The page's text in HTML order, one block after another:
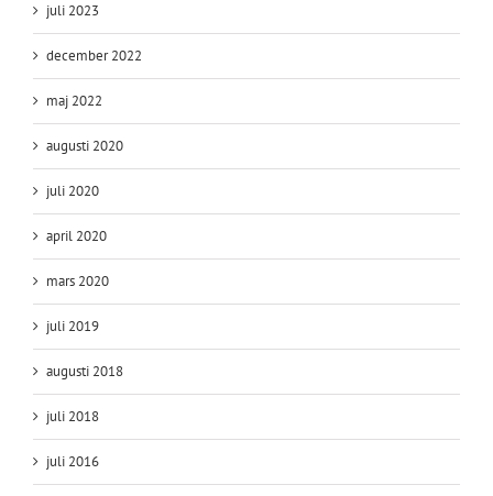
juli 2023
december 2022
maj 2022
augusti 2020
juli 2020
april 2020
mars 2020
juli 2019
augusti 2018
juli 2018
juli 2016